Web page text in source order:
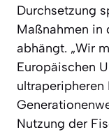
Durchsetzung
Maßnahmen in
abhängt. „Wir
Europäischen
ultraperipheren
Nutzung der